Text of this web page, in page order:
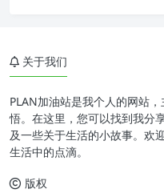
关于我们
PLAN加油站是我个人的网站
悟。在这里，您可以找到我分
及一些关于生活的小故事。欢
生活中的点滴。
版权